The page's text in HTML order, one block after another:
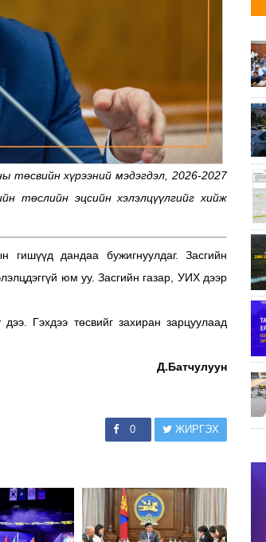
төсвийн хүрээний мэдэгдэл, 2026-2027
төслийн эцсийн хэлэлцүүлгийг хийж
дандаа бужигнуулдаг. Засгийн
юм уу. Засгийн газар, УИХ дээр
Гэхдээ төсвийг захиран зарцуулаад
Д.Батчулуун
0 ЖИРГЭХ